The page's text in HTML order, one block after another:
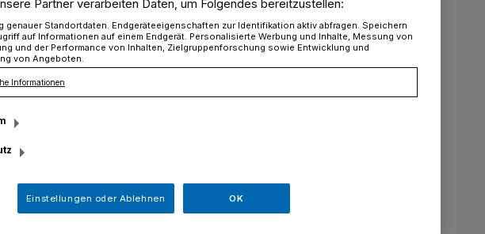
Neugliederung
1975, wurde die kommunale
weitgehend abgeschlossen.
durch Zusammenlegungen
zahlreicher
nachhaltig – auch im Kreis Mettmann.
Partner verarbeiten Daten, um Folgendes bereitzustellen:
genauer Standortdaten. Endgeräteeigenschaften zur Identifikation aktiv abfragen. Speichern
auf Informationen auf einem Endgerät. Personalisierte Werbung und Inhalte, Messung von
und der Performance von Inhalten, Zielgruppenforschung sowie Entwicklung und
von Angeboten.
Informationen
Einstellungen oder Ablehnen OK